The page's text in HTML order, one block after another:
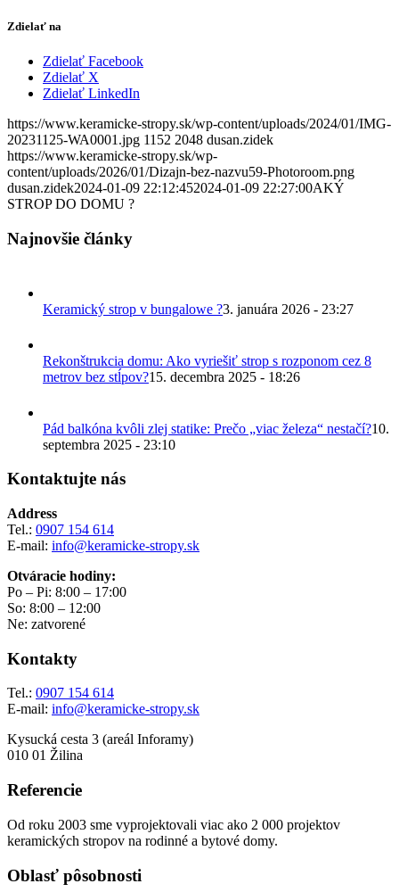
Zdielať na
Zdielať Facebook
Zdielať X
Zdielať LinkedIn
https://www.keramicke-stropy.sk/wp-content/uploads/2024/01/IMG-
20231125-WA0001.jpg 1152 2048 dusan.zidek
https://www.keramicke-stropy.sk/wp-
content/uploads/2026/01/Dizajn-bez-nazvu59-Photoroom.png
dusan.zidek2024-01-09 22:12:452024-01-09 22:27:00AKÝ
STROP DO DOMU ?
Najnovšie články
Keramický strop v bungalowe ?3. januára 2026 - 23:27
Rekonštrukcia domu: Ako vyriešiť strop s rozponom cez 8
metrov bez stĺpov?15. decembra 2025 - 18:26
Pád balkóna kvôli zlej statike: Prečo „viac železa“ nestačí?10.
septembra 2025 - 23:10
Kontaktujte nás
Address
Tel.: 0907 154 614
E-mail: info@keramicke-stropy.sk
Otváracie hodiny:
Po – Pi: 8:00 – 17:00
So: 8:00 – 12:00
Ne: zatvorené
Kontakty
Tel.: 0907 154 614
E-mail: info@keramicke-stropy.sk
Kysucká cesta 3 (areál Inforamy)
010 01 Žilina
Referencie
Od roku 2003 sme vyprojektovali viac ako 2 000 projektov
keramických stropov na rodinné a bytové domy.
Oblasť pôsobnosti